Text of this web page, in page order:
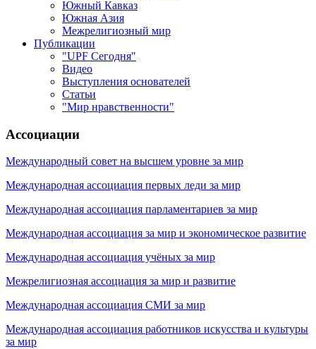
Южный Кавказ
Южная Азия
Межрелигиозный мир
Публикации
"UPF Сегодня"
Видео
Выступления основателей
Статьи
"Мир нравственности"
Ассоциации
Международный совет на высшем уровне за мир
Международная ассоциация первых леди за мир
Международная ассоциация парламентариев за мир
Международная ассоциация за мир и экономическое развитие
Международная ассоциация учёных за мир
Межрелигиозная ассоциация за мир и развитие
Международная ассоциация СМИ за мир
Международная ассоциация работников искусства и культуры
за мир